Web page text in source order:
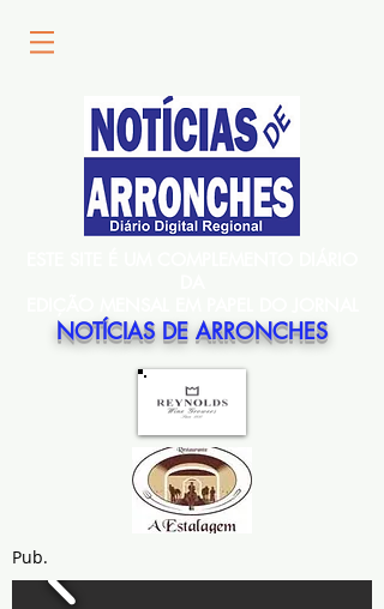
NOTÍCIAS DE ARRONCHES
Pub.